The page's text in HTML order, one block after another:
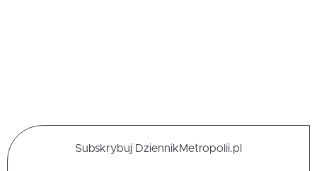
Subskrybuj DziennikMetropolii.pl